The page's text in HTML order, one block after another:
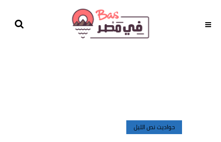
حواديت نص الليل